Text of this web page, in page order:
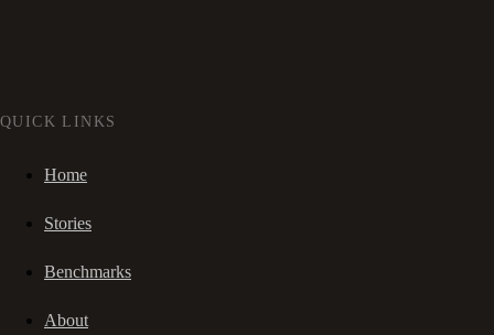
QUICK LINKS
Home
Stories
Benchmarks
About